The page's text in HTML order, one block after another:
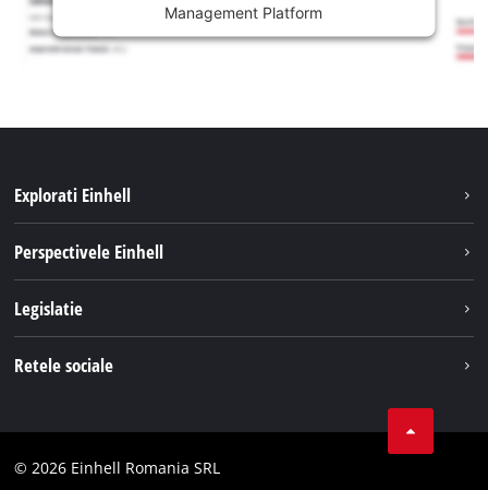
Management Platform
Explorati Einhell
Sistemul de acumulatori
Perspectivele Einhell
Einhell in lume
Legislatie
Declaratie de accesibilitate
Retele sociale
Facebook
© 2026 Einhell Romania SRL